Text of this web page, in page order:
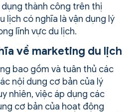
thành công trên thị
lịch có nghĩa là vận dụng lý
lĩnh vực du lịch.
về marketing du lịch
bao gồm và tuân thủ các
nội dung cơ bản của lý
nhiên, việc áp dụng các
cơ bản của hoạt động